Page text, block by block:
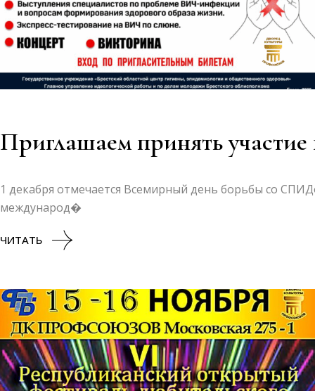
Приглашаем принять участие
1 декабря отмечается Всемирный день борьбы со
международ�
ЧИТАТЬ